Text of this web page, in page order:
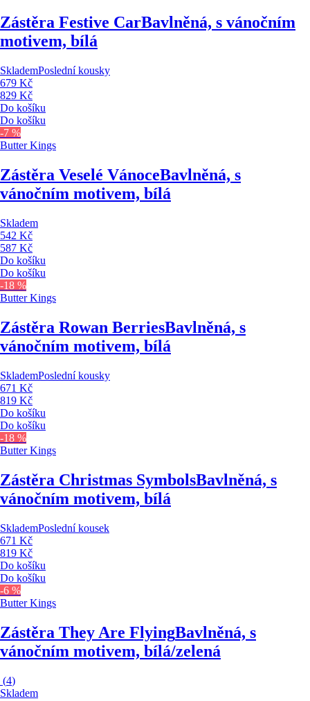
Zástěra Festive CarBavlněná, s vánočním
motivem, bílá
SklademPoslední kousky
679 Kč
829 Kč
Do košíku
Do košíku
-7 %
Butter Kings
Zástěra Veselé VánoceBavlněná, s
vánočním motivem, bílá
Skladem
542 Kč
587 Kč
Do košíku
Do košíku
-18 %
Butter Kings
Zástěra Rowan BerriesBavlněná, s
vánočním motivem, bílá
SklademPoslední kousky
671 Kč
819 Kč
Do košíku
Do košíku
-18 %
Butter Kings
Zástěra Christmas SymbolsBavlněná, s
vánočním motivem, bílá
SklademPoslední kousek
671 Kč
819 Kč
Do košíku
Do košíku
-6 %
Butter Kings
Zástěra They Are FlyingBavlněná, s
vánočním motivem, bílá/zelená
(4)
Skladem